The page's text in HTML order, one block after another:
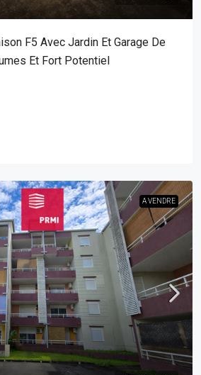
F5 Avec Jardin Et Garage De
Et Fort Potentiel
A VENDRE